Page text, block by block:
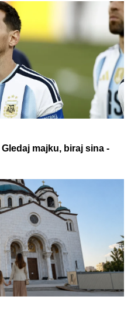
majku, biraj sina -